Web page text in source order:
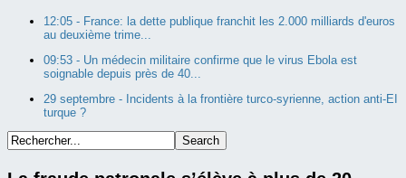
12:05 - France: la dette publique franchit les 2.000 milliards d'euros
au deuxième trime...
09:53 - Un médecin militaire confirme que le virus Ebola est
soignable depuis près de 40...
29 septembre - Incidents à la frontière turco-syrienne, action anti-EI
turque ?